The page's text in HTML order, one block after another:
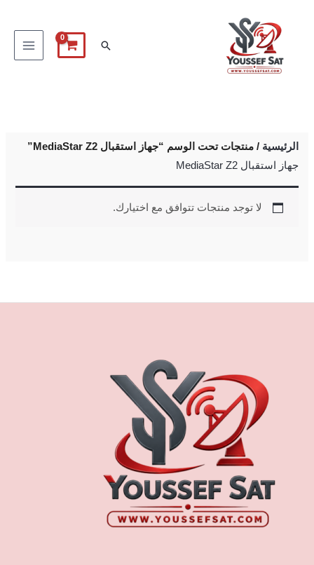
البحث
الرئيسية / منتجات تحت الوسم “جهاز استقبال MediaStar Z2”
جهاز استقبال MediaStar Z2
لا توجد منتجات تتوافق مع اختيارك.